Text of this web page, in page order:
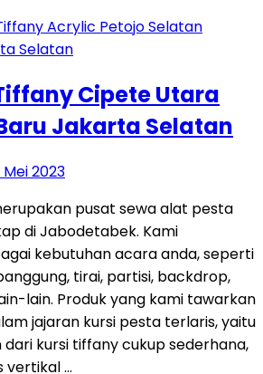
Cipete Utara
Jakarta Selatan
Mei 2023
pusat sewa alat pesta
di Jabodetabek. Kami
kebutuhan acara anda, seperti
tirai, partisi, backdrop,
lain. Produk yang kami tawarkan
jajaran kursi pesta terlaris, yaitu
dari kursi tiffany cukup sederhana,
vertikal …